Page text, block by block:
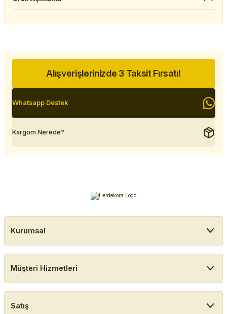
Alışverişlerinizde 3 Taksit Fırsatı!
Whatsapp Destek
Kargom Nerede?
Kurumsal
Müşteri Hizmetleri
Satış